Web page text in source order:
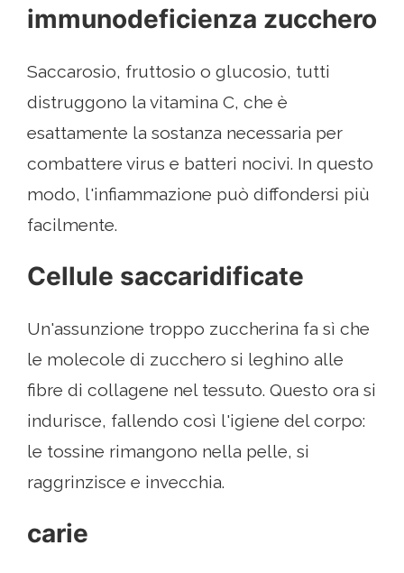
immunodeficienza zucchero
Saccarosio, fruttosio o glucosio, tutti
distruggono la vitamina C, che è
esattamente la sostanza necessaria per
combattere virus e batteri nocivi. In questo
modo, l'infiammazione può diffondersi più
facilmente.
Cellule saccaridificate
Un'assunzione troppo zuccherina fa sì che
le molecole di zucchero si leghino alle
fibre di collagene nel tessuto. Questo ora si
indurisce, fallendo così l'igiene del corpo:
le tossine rimangono nella pelle, si
raggrinzisce e invecchia.
carie